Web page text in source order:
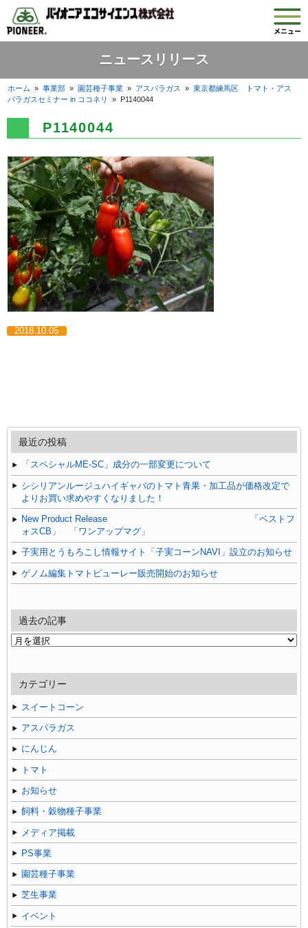
ニュースリリース
ホーム »事業部 »園芸種子事業 » アスパラガス »東京都練馬区 トマト・アス
パラガスセミナー in ココネリ
» P1140044
P1140044
2018.10.05
最近の投稿
「スペシャルME-SC」成分の一部変更について
シシリアンルージュハイギャバのトマト青果・加工品が価格改定で
よりお買い求めやすくなりました！
New Product Release 「ベストフ
ォスCB」 「ワンアップマグ」
子実用とうもろこし情報サイト「子実コーンNAVI」設立のお知らせ
ゲノム編集トマトピューレー販売開始のお知らせ
過去の記事
過
記
事
カテゴリー
スイートコーン
アスパラガス
にんじん
トマト
お知らせ
飼料・穀物種子事業
メディア掲載
PS事業
園芸種子事業
芝生事業
イベント